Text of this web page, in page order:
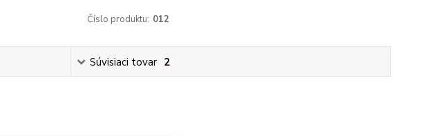
Číslo produktu: 012
Súvisiaci tovar 2